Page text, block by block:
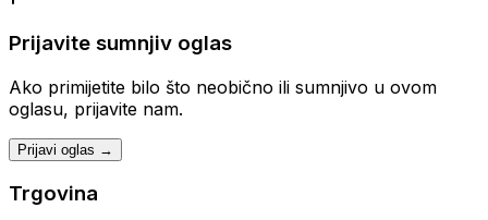
Prijavite sumnjiv oglas
Ako primijetite bilo što neobično ili sumnjivo u ovom
oglasu, prijavite nam.
Prijavi oglas →
Trgovina